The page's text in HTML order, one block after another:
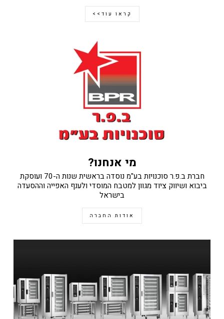
קראו עוד>>
מי אנחנו?
חברת ב.פ.ר סוכנויות בע"מ נוסדה בראשית שנות ה-70 ועוסקת
ביבוא ושיווק ציוד מגוון למטבח המוסדי ולענף האפייה וההסעדה
בישראל
אודות החברה